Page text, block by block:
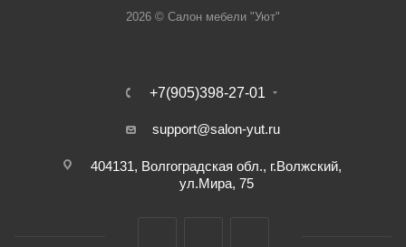
2026 © Салон мебели "Уют"
+7(905)398-27-01
support@salon-yut.ru
404131, Волгоградская обл., г.Волжский,
ул.Мира, 75